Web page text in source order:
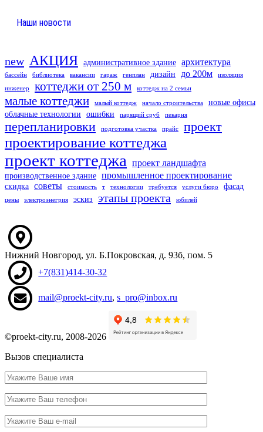
Наши новости
new АКЦИЯ административное здание архитектура
бассейн библиотека вакансии гараж генплан дизайн до 200м изоляция
инженер коттеджи от 250 м коттедж на 2 семьи
малые коттеджи малый коттедж начало строительства
новые офисы
облачные технологии
ошибки парящий сруб пекарня
перепланировки подготовка участка прайс проект
проектирование коттеджа
проект коттеджа проект ландшафта
производственное здание промышленное проектирование
скидка советы стоимость т технологии требуется услуги бюро фасад
цены электроэнегрия эскиз этапы проекта юбилей
Нижний Новгород, ул. Б.Покровская, д. 93б, пом. 5
+7(831)414-30-32
mail@proekt-city.ru,s_pro@inbox.ru
©proekt-city.ru, 2008-2026
Вызов специалиста
Ваше
имя
Ваш
телефон
Ваш